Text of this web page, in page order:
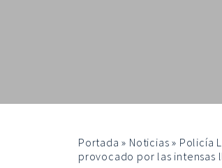
Portada » Noticias » Policía
provocado por las intensas